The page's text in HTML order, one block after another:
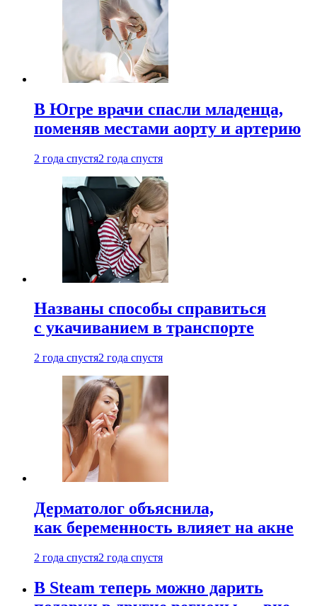
В Югре врачи спасли младенца,
поменяв местами аорту и артерию
2 года спустя2 года спустя
Названы способы справиться
с укачиванием в транспорте
2 года спустя2 года спустя
Дерматолог объяснила,
как беременность влияет на акне
2 года спустя2 года спустя
В Steam теперь можно дарить